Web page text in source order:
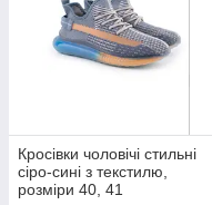
Кросівки чоловічі стильні
сіро-сині з текстилю,
розміри 40, 41